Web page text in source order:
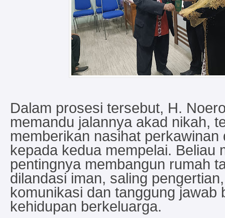
Dalam prosesi tersebut, H.
memandu jalannya akad nikah,
memberikan nasihat
kepada kedua mempelai. Beliau
pentingnya membangun rumah
dilandasi iman, saling
komunikasi dan tanggung jawab
kehidupan berkeluarga.